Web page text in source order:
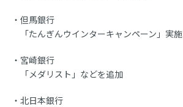
但馬銀行
「たんぎんウインターキャンペーン」実施
宮崎銀行
「メダリスト」などを追加
北日本銀行